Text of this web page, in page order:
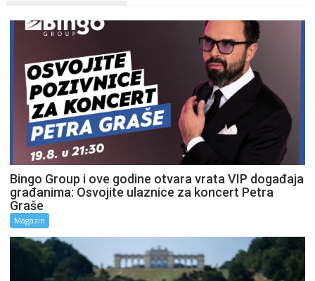
Bingo Group i ove godine otvara vrata VIP događaja
građanima: Osvojite ulaznice za koncert Petra
Graše
Magazin